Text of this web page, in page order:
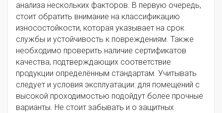
анализа нескольких факторов. В первую очередь,
стоит обратить внимание на классификацию
износостойкости, которая указывает на срок
службы и устойчивость к повреждениям. Также
необходимо проверить наличие сертификатов
качества, подтверждающих соответствие
продукции определённым стандартам. Учитывать
следует и условия эксплуатации: для помещений с
высокой проходимостью подойдут более прочные
варианты. Не стоит забывать и о защитных